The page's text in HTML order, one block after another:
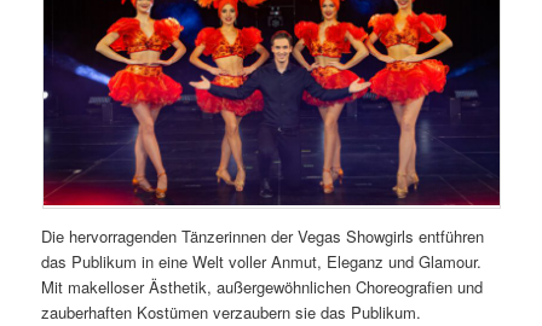
Die hervorragenden Tänzerinnen der Vegas Showgirls entführen
das Publikum in eine Welt voller Anmut, Eleganz und Glamour.
Mit makelloser Ästhetik, außergewöhnlichen Choreografien und
zauberhaften Kostümen verzaubern sie das Publikum.